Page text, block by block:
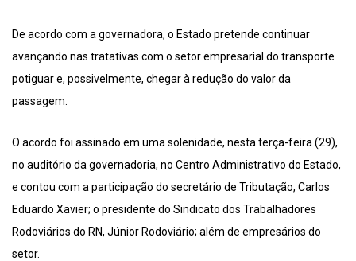
De acordo com a governadora, o Estado pretende continuar
avançando nas tratativas com o setor empresarial do transporte
potiguar e, possivelmente, chegar à redução do valor da
passagem.
O acordo foi assinado em uma solenidade, nesta terça-feira (29),
no auditório da governadoria, no Centro Administrativo do Estado,
e contou com a participação do secretário de Tributação, Carlos
Eduardo Xavier; o presidente do Sindicato dos Trabalhadores
Rodoviários do RN, Júnior Rodoviário; além de empresários do
setor.